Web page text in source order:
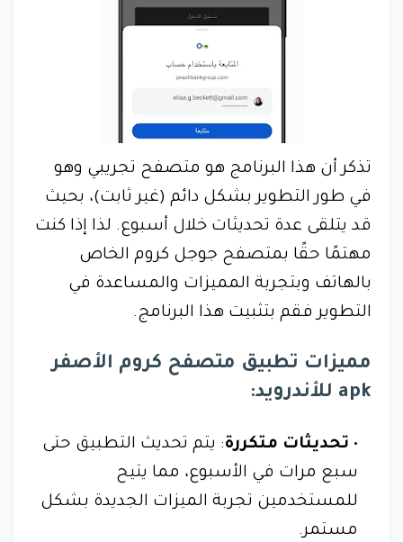
تذكر أن هذا البرنامج هو متصفح تجريبي وهو
في طور التطوير بشكل دائم (غير ثابت)، بحيث
قد يتلقى عدة تحديثات خلال أسبوع. لذا إذا كنت
مهتمًا حقًا بمتصفح جوجل كروم الخاص
بالهاتف وبتجربة المميزات والمساعدة في
التطوير فقم بتثبيت هذا البرنامج.
مميزات تطبيق متصفح كروم الأصفر
apk للأندرويد:
تحديثات متكررة: يتم تحديث التطبيق حتى
سبع مرات في الأسبوع، مما يتيح
للمستخدمين تجربة الميزات الجديدة بشكل
مستمر.